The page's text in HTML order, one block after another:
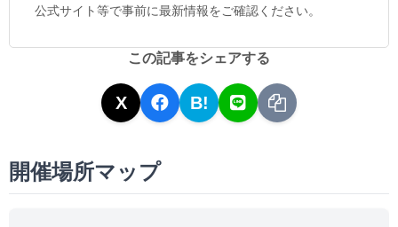
公式サイト等で事前に最新情報をご確認ください。
この記事をシェアする
X B!
開催場所マップ